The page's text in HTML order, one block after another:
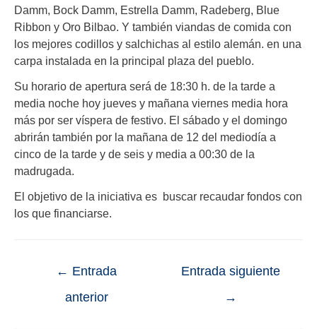
Damm, Bock Damm, Estrella Damm, Radeberg, Blue
Ribbon y Oro Bilbao. Y también viandas de comida con
los mejores codillos y salchichas al estilo alemán. en una
carpa instalada en la principal plaza del pueblo.
Su horario de apertura será de 18:30 h. de la tarde a
media noche hoy jueves y mañana viernes media hora
más por ser víspera de festivo. El sábado y el domingo
abrirán también por la mañana de 12 del mediodía a
cinco de la tarde y de seis y media a 00:30 de la
madrugada.
El objetivo de la iniciativa es buscar recaudar fondos con
los que financiarse.
← Entrada
anterior
Entrada siguiente
→